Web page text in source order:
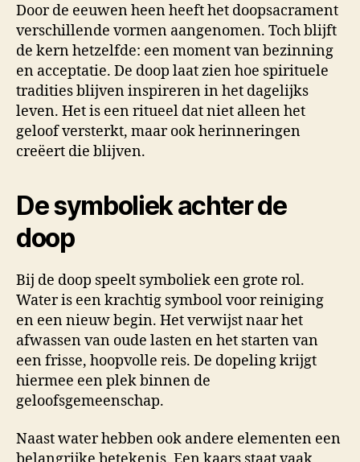
Door de eeuwen heen heeft het doopsacrament
verschillende vormen aangenomen. Toch blijft
de kern hetzelfde: een moment van bezinning
en acceptatie. De doop laat zien hoe spirituele
tradities blijven inspireren in het dagelijks
leven. Het is een ritueel dat niet alleen het
geloof versterkt, maar ook herinneringen
creëert die blijven.
De symboliek achter de
doop
Bij de doop speelt symboliek een grote rol.
Water is een krachtig symbool voor reiniging
en een nieuw begin. Het verwijst naar het
afwassen van oude lasten en het starten van
een frisse, hoopvolle reis. De dopeling krijgt
hiermee een plek binnen de
geloofsgemeenschap.
Naast water hebben ook andere elementen een